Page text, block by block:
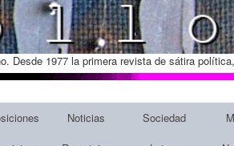
Desde 1977 la primera revista de sátira
Noticias Sociedad